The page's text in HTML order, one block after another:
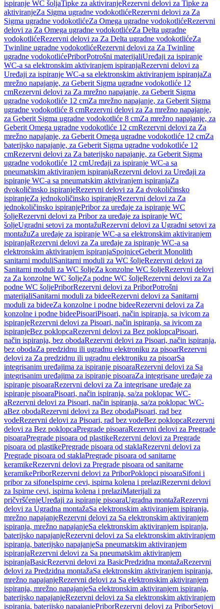
ispiranje WC šoljaTipke za aktiviranjeRezervni delovi za Tipke za
aktiviranjeZa Sigma ugradne vodokotlićeRezervni delovi za Za
Sigma ugradne vodokotlićeZa Omega ugradne vodokotlićeRezervni
delovi za Za Omega ugradne vodokotlićeZa Delta ugradne
vodokotlićeRezervni delovi za Za Delta ugradne vodokotlićeZa
Twinline ugradne vodokotlićeRezervni delovi za Za Twinline
ugradne vodokotlićePriborPotrošni materijaliUređaji za ispiranje
WC-a sa elektronskim aktiviranjem ispiranjaRezervni delovi za
Uređaji za ispiranje WC-a sa elektronskim aktiviranjem ispiranjaZa
mrežno napajanje, za Geberit Sigma ugradne vodokotliće 12
cmRezervni delovi za Za mrežno napajanje, za Geberit Sigma
ugradne vodokotliće 12 cmZa mrežno napajanje, za Geberit Sigma
ugradne vodokotliće 8 cmRezervni delovi za Za mrežno napajanje,
za Geberit Sigma ugradne vodokotliće 8 cmZa mrežno napajanje, za
Geberit Omega ugradne vodokotliće 12 cmRezervni delovi za Za
mrežno napajanje, za Geberit Omega ugradne vodokotliće 12 cmZa
baterijsko napajanje, za Geberit Sigma ugradne vodokotliće 12
cmRezervni delovi za Za baterijsko napajanje, za Geberit Sigma
ugradne vodokotliće 12 cmUređaji za ispiranje WC-a sa
pneumatskim aktiviranjem ispiranjaRezervni delovi za Uređaji za
ispiranje WC-a sa pneumatskim aktiviranjem ispiranjaZa
dvokoličinsko ispiranjeRezervni delovi za Za dvokoličinsko
ispiranjeZa jednokoličinsko ispiranjeRezervni delovi za Za
jednokoličinsko ispiranjePribor za uređaje za ispiranje WC
šoljeRezervni delovi za Pribor za uređaje za ispiranje WC
šoljeUgradni setovi za montažuRezervni delovi za Ugradni setovi za
montažuZa uređaje za ispiranje WC-a sa elektronskim aktiviranjem
ispiranjaRezervni delovi za Za uređaje za ispiranje WC-a sa
elektronskim aktiviranjem ispiranjaSpojniceGeberit Monolith
sanitarni moduliSanitarni moduli za WC šoljeRezervni delovi za
Sanitarni moduli za WC šoljeZa konzolne WC šoljeRezervni delovi
za Za konzolne WC šoljeZa podne WC šoljeRezervni delovi za Za
podne WC šoljePriborRezervni delovi za PriborPotrošni
materijaliSanitarni moduli za bideeRezervni delovi za Sanitarni
moduli za bideeZa konzolne i podne bideeRezervni delovi za Za
konzolne i podne bideePisoariPisoari, način ispiranja, sa ivicom za
ispiranjeRezervni delovi za Pisoari, način ispiranja, sa ivicom za
ispiranjeBez poklopcaRezervni delovi za Bez poklopcaPisoari,
način ispiranja, bez obodaRezervni delovi za Pisoari, način ispiranja,
bez obodaZa predzidnu ili ugradnu elektroniku za pisoarRezervni
delovi za Za predzidnu ili ugradnu elektroniku za pisoarSa
integrisanim uređajima za ispiranje pisoaraRezervni delovi za Sa
integrisanim uređajima za ispiranje pisoaraZa integrisane uređaje za
ispiranje pisoaraRezervni delovi za Za integrisane uređaje za
ispiranje pisoaraPisoari, način ispiranja, sa/za poklopac WC-
aRezervni delovi za Pisoari, način ispiranja, sa/za poklopac WC-
aBez obodaRezervni delovi za Bez obodaPisoari, rad bez
vodeRezervni delovi za Pisoari, rad bez vodeBez poklopcaRezervni
delovi za Bez poklopcaPregrade pisoaraRezervni delovi za Pregrade
pisoaraPregrade pisoara od plastikeRezervni delovi za Pregrade
pisoara od plastikePregrade pisoara od staklaRezervni delovi za
Pregrade pisoara od staklaPregrade pisoara od sanitarne
keramikeRezervni delovi za Pregrade pisoara od sanitarne
keramikePriborRezervni delovi za PriborPoklopci pisoaraSifoni i
pribor za sifoneIspirne cevi, ispirna kolena i prelaziRezervni delovi
za Ispirne cevi, ispirna kolena i prelaziMaterijali za
pričvršćenjeUređaji za ispiranje pisoaraUgradna montažaRezervni
delovi za Ugradna montažaSa elektronskim aktiviranjem ispiranja,
mrežno napajanjeRezervni delovi za Sa elektronskim aktiviranjem
ispiranja, mrežno napajanjeSa elektronskim aktiviranjem ispiranja,
baterijsko napajanjeRezervni delovi za Sa elektronskim aktiviranjem
ispiranja, baterijsko napajanjeSa pneumatskim aktiviranjem
ispiranjaRezervni delovi za Sa pneumatskim aktiviranjem
ispiranjaBasicRezervni delovi za BasicPredzidna montažaRezervni
delovi za Predzidna montažaSa elektronskim aktiviranjem ispiranja,
mrežno napajanjeRezervni delovi za Sa elektronskim aktiviranjem
ispiranja, mrežno napajanjeSa elektronskim aktiviranjem ispiranja,
baterijsko napajanjeRezervni delovi za Sa elektronskim aktiviranjem
ispiranja, baterijsko napajanjePriborRezervni delovi za PriborSetovi